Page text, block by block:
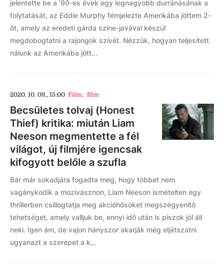
jelentette be a ‘90-es évek egy legnagyobb durránásának a
folytatását, az Eddie Murphy fémjelezte Amerikába jöttem 2-
őt, amely az eredeti gárda színe-javával készül
megdobogtatni a rajongok szívét. Nézzük, hogyan teljesített
nálunk az Amerikába jött...
2020. 10. 09., 15:00 Film, film
Becsületes tolvaj (Honest
Thief) kritika: miután Liam
Neeson megmentette a fél
világot, új filmjére igencsak
kifogyott belőle a szufla
Bár már sokadjára fogadta meg, hogy többet nem
vagánykodik a mozivásznon, Liam Neeson ismételten egy
thrillerben csillogtatja meg akcióhősöket megszégyenítő
tehetséget, amely valljuk be, ennyi idő után is piszok jól áll
neki. Igen ám, de vajon hányszor akarják még eljátszatni
ugyanazt a szerepet a k...